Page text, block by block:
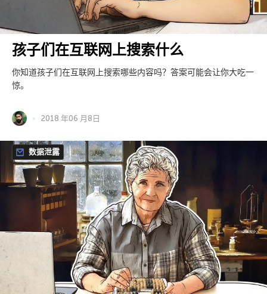
孩子们在互联网上搜索什么
你知道孩子们在互联网上搜索哪些内容吗？答案可能会让你大吃一
惊。
2018 年06 月8日
数据泄露